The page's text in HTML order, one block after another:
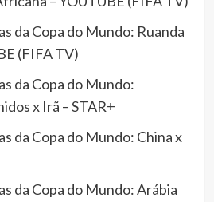
da Copa do Mundo: Ruanda
(FIFA TV)
da Copa do Mundo:
x Irã – STAR+
da Copa do Mundo: China x
da Copa do Mundo: Arábia